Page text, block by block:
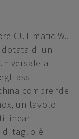
CUT matic WJ
di un
a
assi
comprende
un tavolo
lineari
di taglio è